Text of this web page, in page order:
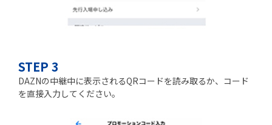
STEP 3
DAZNの中継中に表示されるQRコードを読み取るか、コード
を直接入力してください。